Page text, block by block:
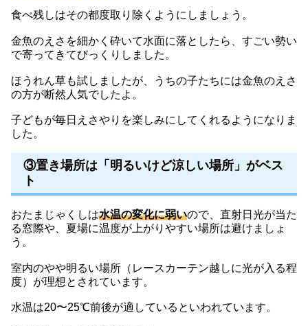
食べ残しはその都度取り除くようにしましょう。
金魚のえさを細かく砕いて水面に落としたら、すごい勢い
で寄ってきてびっくりしました。
ほうれん草も試しましたが、うちの子たちには金魚のえさ
の方が断然人気でしたよ。
子どもが毎日えさやりを楽しみにしてくれるようになりま
した。
③置き場所は「明るいけど涼しい場所」がベス
ト
おたまじゃくしは水温の変化に弱いので、直射日光が当た
る窓際や、夏場に温度が上がりやすい場所は避けましょ
う。
室内のやや明るい場所（レースカーテン越しに光が入る程
度）が理想とされています。
水温は20〜25℃前後が適しているといわれています。